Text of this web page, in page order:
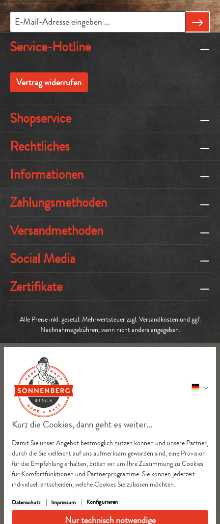
Kurz die Cookies, dann geht es weiter...
Damit Sie unser Angebot bestmöglich nutzen können und unsere Partner,
durch die Sie vielleicht auf uns aufmerksam geworden sind, eine Provision
für die Empfehlung erhalten, bitten wir um Ihre Zustimmung zu Cookies
für Komfortfunktionen und Partnerprogramme. Sie können jederzeit
individuell entscheiden, welche Cookies Sie zulassen möchten.
Datenschutz Impressum Konfigurieren
Nur technisch notwendige
Service-Hotline
Vertrag widerrufen
Shopservice
Rechtliches
Informationen
Zahlungsmethoden
Versandmethoden
Social Media
Zertifikate
Alle Preise inkl. gesetzl. Mehrwertsteuer zzgl.Versandkosten und ggf.
Nachnahmegebühren, wenn nicht anders angegeben.